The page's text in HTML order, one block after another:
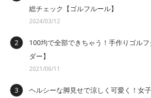
総チェック【ゴルフルール】
2024/03/12
100均で全部できちゃう！手作りゴル
ダー】
2021/06/11
ヘルシーな脚見せで涼しく可愛く！女